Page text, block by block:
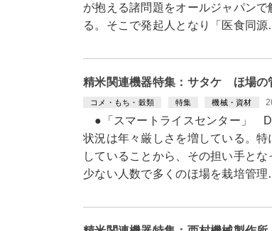
が抱える諸問題をオールジャパン
る。そこで発起人となり「医食同
精米関連機器特集：サタケ ほ場の
コメ・もち・穀類 特集 機械・資材
●「スマートライスセンター」
状況は年々厳しさを増している。
していることから、その担い手と
少ない人数で多くのほ場を栽培管